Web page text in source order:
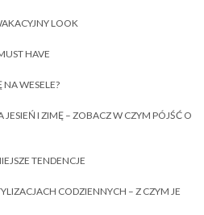
LOOK
HAVE
WESELE?
I ZIMĘ – ZOBACZ W CZYM PÓJŚĆ O
TENDENCJE
CODZIENNYCH – Z CZYM JE